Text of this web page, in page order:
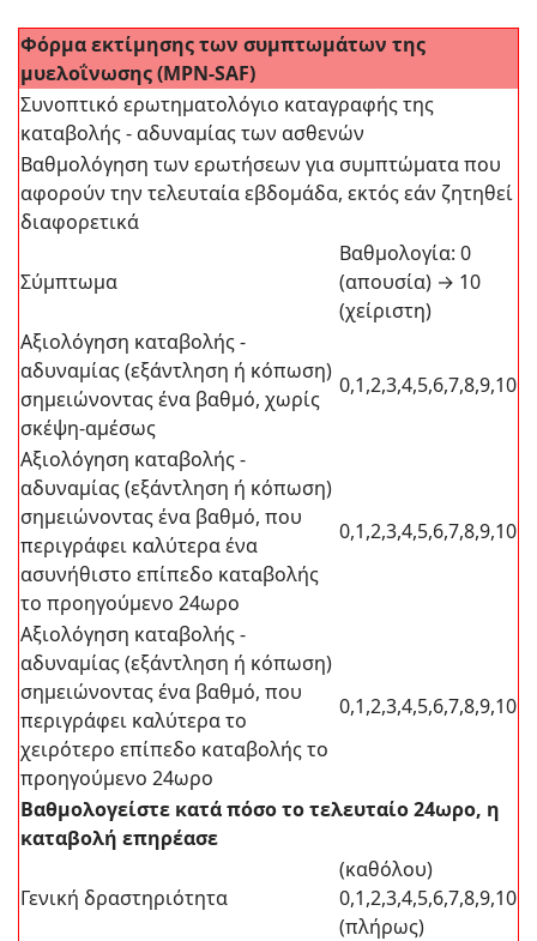
Φόρμα εκτίμησης των συμπτωμάτων της
μυελοΐνωσης (ΜPN-SAF)
Συνοπτικό ερωτηματολόγιο καταγραφής της
καταβολής - αδυναμίας των ασθενών
Βαθμολόγηση των ερωτήσεων για συμπτώματα που
αφορούν την τελευταία εβδομάδα, εκτός εάν ζητηθεί
διαφορετικά
Σύμπτωμα
Βαθμολογία: 0
(απουσία) → 10
(χείριστη)
Αξιολόγηση καταβολής -
αδυναμίας (εξάντληση ή κόπωση)
σημειώνοντας ένα βαθμό, χωρίς
σκέψη-αμέσως
0,1,2,3,4,5,6,7,8,9,10
Αξιολόγηση καταβολής -
αδυναμίας (εξάντληση ή κόπωση)
σημειώνοντας ένα βαθμό, που
περιγράφει καλύτερα ένα
ασυνήθιστο επίπεδο καταβολής
το προηγούμενο 24ωρο
0,1,2,3,4,5,6,7,8,9,10
Αξιολόγηση καταβολής -
αδυναμίας (εξάντληση ή κόπωση)
σημειώνοντας ένα βαθμό, που
περιγράφει καλύτερα το
χειρότερο επίπεδο καταβολής το
προηγούμενο 24ωρο
0,1,2,3,4,5,6,7,8,9,10
Βαθμολογείστε κατά πόσο το τελευταίο 24ωρο, η
καταβολή επηρέασε
Γενική δραστηριότητα
(καθόλου)
0,1,2,3,4,5,6,7,8,9,10
(πλήρως)